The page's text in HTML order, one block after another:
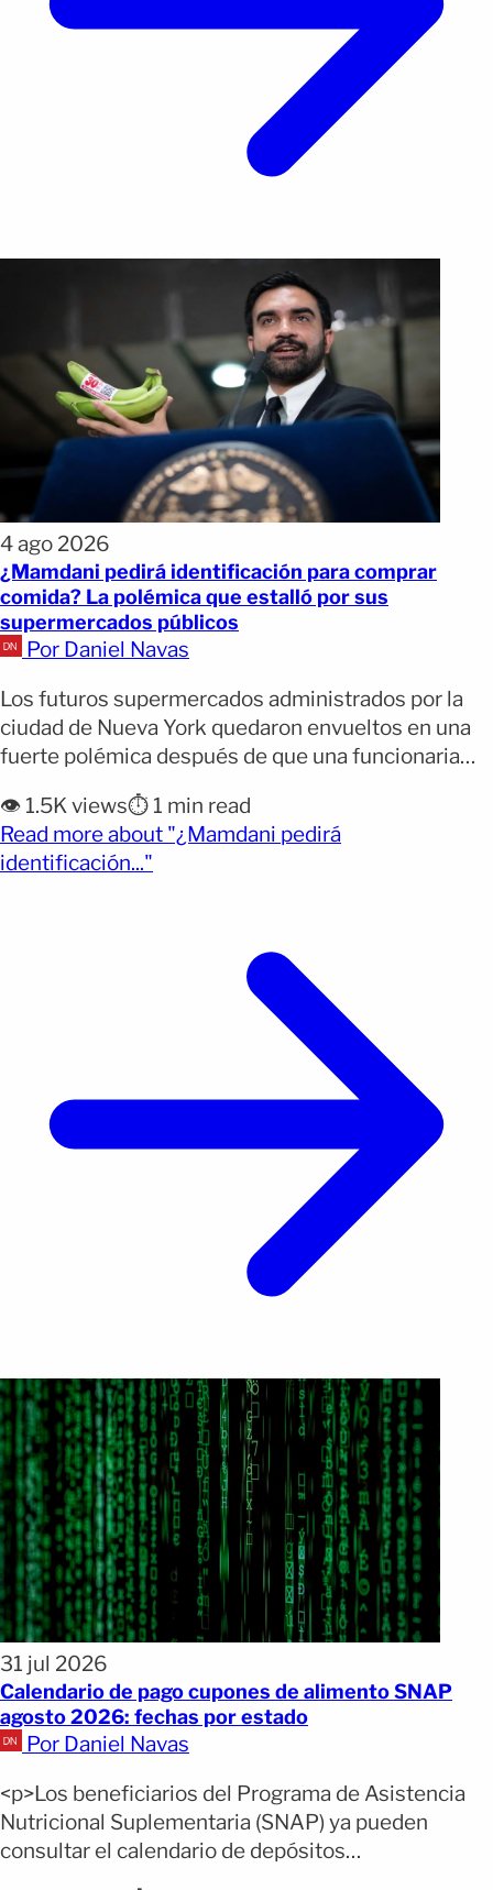
4 ago 2026
¿Mamdani pedirá identificación para comprar
comida? La polémica que estalló por sus
supermercados públicos
Por Daniel Navas
Los futuros supermercados administrados por la
ciudad de Nueva York quedaron envueltos en una
fuerte polémica después de que una funcionaria
biblioteca para controlar las compras y evitar
abusos del programa. Sin embargo, la
administración del alcalde Zohran Mamdani salió
👁️ 1.5K views⏱️ 1 min read
Read more about "¿Mamdani pedirá
identificación..."
31 jul 2026
Calendario de pago cupones de alimento SNAP
agosto 2026: fechas por estado
Por Daniel Navas
<p>Los beneficiarios del Programa de Asistencia
Nutricional Suplementaria (SNAP) ya pueden
consultar el calendario de depósitos